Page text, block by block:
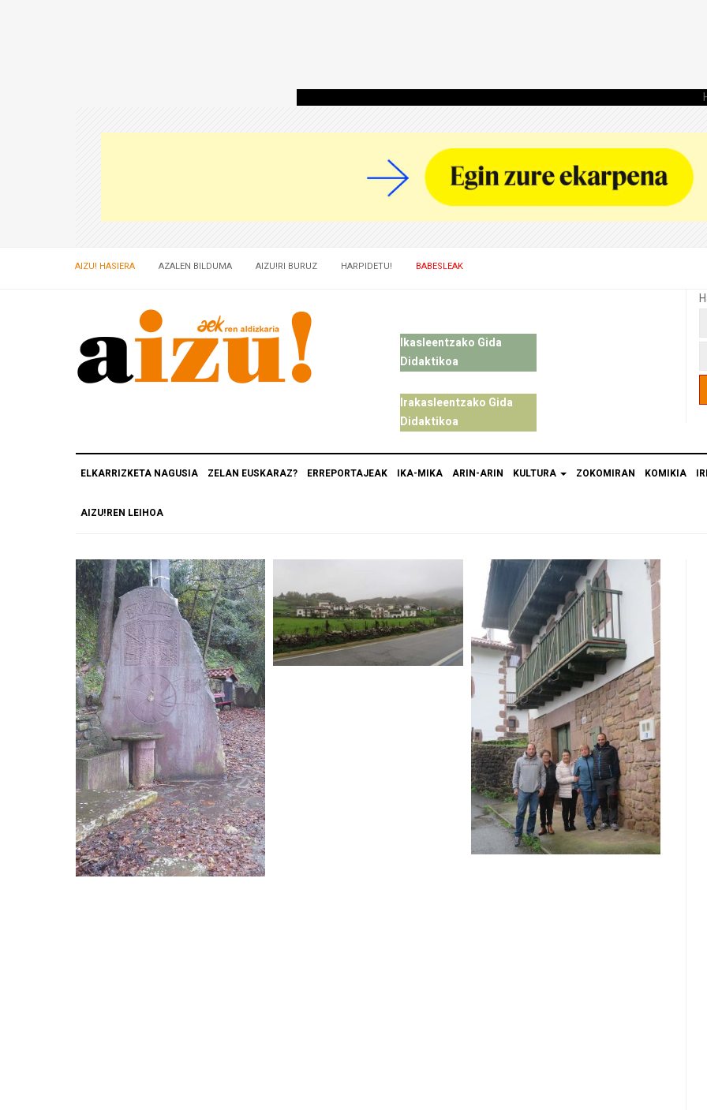
AIZU! HASIERA AZALEN BILDUMA AIZU!RI BURUZ HARPIDETU! BABESLEAK
Ikasleentzako Gida
Didaktikoa
Irakasleentzako Gida
Didaktikoa
ELKARRIZKETA NAGUSIA ZELAN EUSKARAZ? ERREPORTAJEAK IKA-MIKA ARIN-ARIN KULTURA ZOKOMIRAN KOMIKIA
AIZU!REN LEIHOA